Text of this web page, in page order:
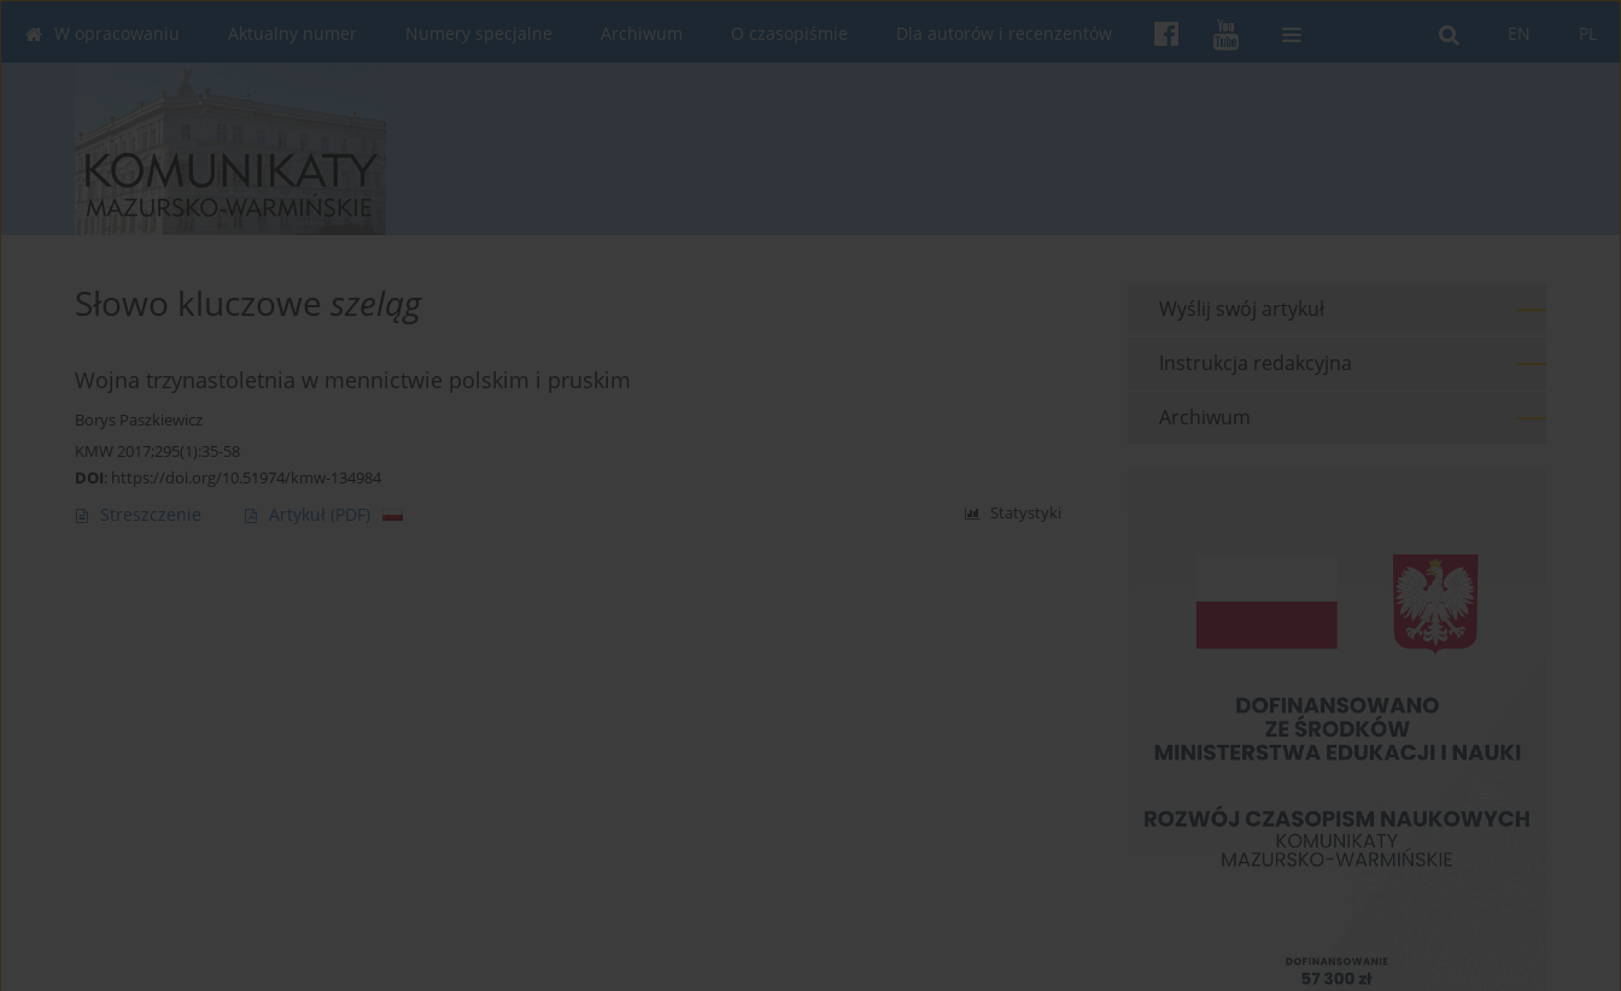
PL
EN
W opracowaniu Aktualny numer Numery specjalne Archiwum O czasopiśmie Dla autorów i recenzentów
Słowo kluczowe szeląg
Wojna trzynastoletnia w mennictwie polskim i pruskim
Borys Paszkiewicz
KMW 2017;295(1):35-58
DOI: https://doi.org/10.51974/kmw-134984
Streszczenie Artykuł (PDF) Statystyki
Wyślij swój artykuł
Instrukcja redakcyjna
Archiwum